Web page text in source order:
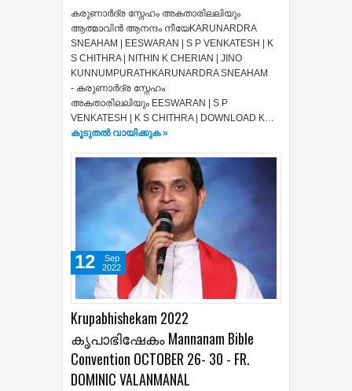
കരുണാർദ്ര സ്നേഹം അകതാരിലലിയും
ആത്മാവിൻ ആനന്ദം നീയേKARUNARDRA
SNEAHAM | EESWARAN | S P VENKATESH | K
S CHITHRA | NITHIN K CHERIAN | JINO
KUNNUMPURATHKARUNARDRA SNEAHAM
- കരുണാർദ്ര സ്നേഹം
അകതാരിലലിയും EESWARAN | S P
VENKATESH | K S CHITHRA | DOWNLOAD K…
കൂടുതൽ‍ വായിക്കുക »
Krupabhishekam 2022
കൃപാഭിഷേകം Mannanam Bible
Convention OCTOBER 26- 30 - FR.
DOMINIC VALANMANAL
12
Sep
2022